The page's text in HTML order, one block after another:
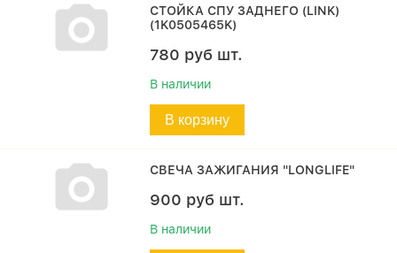
СТОЙКА СПУ ЗАДНЕГО (LINK)
(1K0505465K)
780 руб шт.
В наличии
В корзину
СВЕЧА ЗАЖИГАНИЯ "LONGLIFE"
900 руб шт.
В наличии